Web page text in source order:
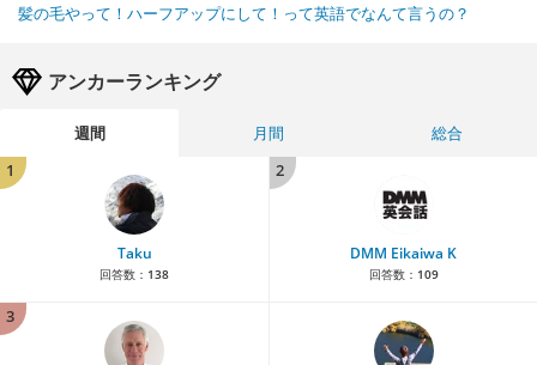
髪の毛やって！ハーフアップにして！って英語でなんて言うの？
アンカーランキング
週間 月間
総合
1
Taku
回答数： 138
2
DMM Eikaiwa K
回答数： 109
3